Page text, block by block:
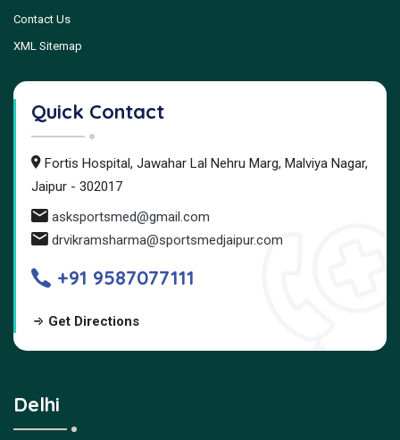
Contact Us
XML Sitemap
Quick Contact
Fortis Hospital, Jawahar Lal Nehru Marg, Malviya Nagar,
Jaipur - 302017
asksportsmed@gmail.com
drvikramsharma@sportsmedjaipur.com
+91 9587077111
Get Directions
Delhi